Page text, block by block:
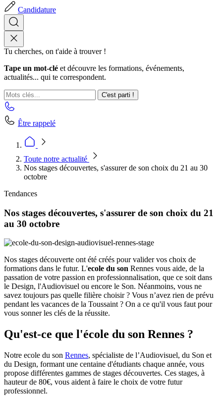
Candidature
Tu cherches, on t'aide à trouver !
Tape un mot-clé et découvre les formations, événements,
actualités... qui te correspondent.
C'est parti !
Être rappelé
Toute notre actualité
Nos stages découvertes, s'assurer de son choix du 21 au 30
octobre
Tendances
Nos stages découvertes, s'assurer de son choix du 21
au 30 octobre
Nos stages découverte ont été créés pour valider vos choix de
formations dans le futur. L'ecole du son Rennes vous aide, de la
passation de votre passion en professionnalisation, que ce soit dans
le Design, l'Audiovisuel ou encore le Son. Néanmoins, vous ne
savez toujours pas quelle filière choisir ? Vous n’avez rien de prévu
pendant les vacances de la Toussaint ? On a ce qu'il vous faut pour
vous sonner les clés de la réussite.
Qu'est-ce que l'école du son Rennes ?
Notre ecole du son Rennes, spécialiste de l’Audiovisuel, du Son et
du Design, formant une centaine d'étudiants chaque année, vous
propose différentes gammes de stages découvertes. Ces stages, à
hauteur de 80€, vous aident à faire le choix de votre futur
professionnel.